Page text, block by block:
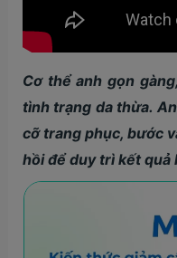
Cơ thể anh gọn
tình trạng da thừa.
cỡ trang phục, bước
hồi để duy trì kết quả